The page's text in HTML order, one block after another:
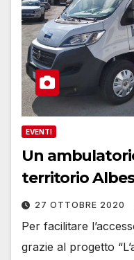
EVENTI
Un
territorio
27 OTTOBRE 2020
Per facilitare
grazie al progetto